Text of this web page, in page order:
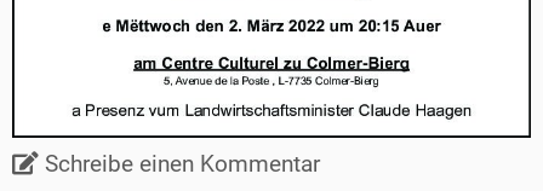
Schreibe einen Kommentar